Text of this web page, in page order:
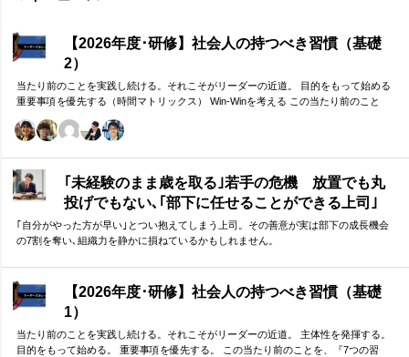
【2026年度･研修】社会人の持つべき習慣（基礎
2）
当たり前のことを実践し続ける。それこそがリーダーの近道。 目的をもって始める
重要事項を優先する（時間マトリックス） Win-Winを考える この当たり前のこと
取り組むメンバーのための研修です。
｢未経験のまま歳を取る｣若手の危機 放置でも丸
投げでもない､｢部下に任せることができる上司｣
になる方法
｢自分がやった方が早い｣とつい抱えてしまう上司。その善意が実は部下の成長機会
の7割を奪い､組織力を静かに損ねているかもしれません。
【2026年度･研修】社会人の持つべき習慣（基礎
1）
当たり前のことを実践し続ける。それこそがリーダーの近道。 主体性を発揮する。
目的をもって始める。 重要事項を優先する。 この当たり前のことを、『7つの習